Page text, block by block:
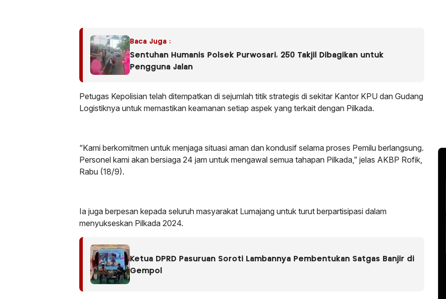
Baca Juga :
Sentuhan Humanis Polsek Purwosari, 250 Takjil Dibagikan untuk
Pengguna Jalan
Petugas Kepolisian telah ditempatkan di sejumlah titik strategis di sekitar Kantor KPU dan Gudang
Logistiknya untuk memastikan keamanan setiap aspek yang terkait dengan Pilkada.
“Kami berkomitmen untuk menjaga situasi aman dan kondusif selama proses Pemilu berlangsung.
Personel kami akan bersiaga 24 jam untuk mengawal semua tahapan Pilkada,” jelas AKBP Rofik,
Rabu (18/9).
Ia juga berpesan kepada seluruh masyarakat Lumajang untuk turut berpartisipasi dalam
menyukseskan Pilkada 2024.
Ketua DPRD Pasuruan Soroti Lambannya Pembentukan Satgas Banjir di
Gempol